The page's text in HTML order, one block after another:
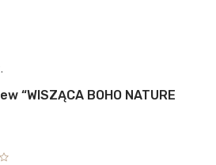
“WISZĄCA BOHO NATURE